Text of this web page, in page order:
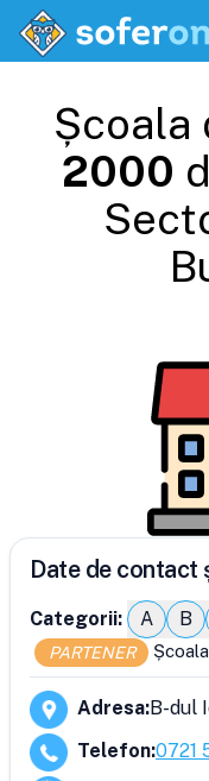
Școala
2000
Date de contact
Categorii: A B
PARTENER
Adresa:B-dul
Telefon:0721